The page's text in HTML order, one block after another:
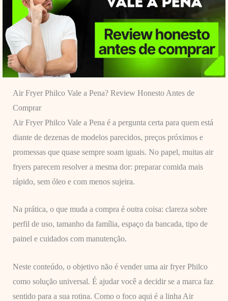
Air Fryer Philco Vale a Pena? Review Honesto Antes de
Comprar
Air Fryer Philco Vale a Pena é a pergunta certa para quem está
diante de dezenas de modelos parecidos, preços próximos e
promessas que quase sempre soam iguais. No papel, muitas air
fryers parecem resolver a mesma dor: preparar comida mais
rápido, sem óleo e com menos sujeira.
Na prática, o que muda a compra é outra coisa: clareza sobre
perfil de uso, tamanho da família, espaço da bancada, tipo de
painel e cuidados com manutenção.
Neste conteúdo, o objetivo não é vender uma air fryer Philco
como solução universal. É ajudar você a decidir se a marca faz
sentido para a sua rotina. Como o foco aqui é a linha Air